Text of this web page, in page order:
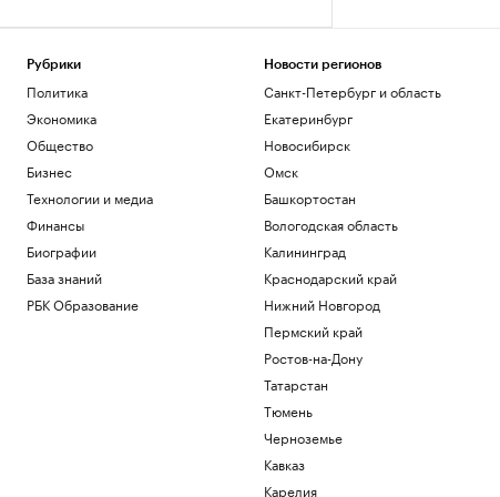
Рубрики
Политика
Экономика
Общество
Бизнес
Технологии и медиа
Финансы
Биографии
База знаний
РБК Образование
Новости регионов
Санкт-Петербург и область
Екатеринбург
Новосибирск
Омск
Башкортостан
Вологодская область
Калининград
Краснодарский край
Нижний Новгород
Пермский край
Ростов-на-Дону
Татарстан
Тюмень
Черноземье
Кавказ
Карелия